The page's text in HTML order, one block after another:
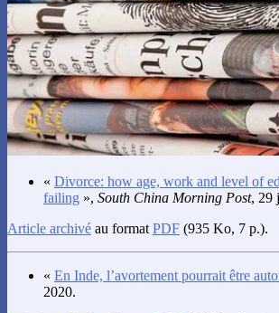
« Divorce: how age, work and level of
failing », South China Morning Post, 29
Article archivé au format PDF (935 Ko, 7 p.).
« En Inde, l’avortement pourrait être
2020.